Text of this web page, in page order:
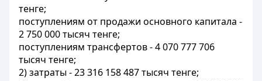
тенге;
поступлениям от продажи основного капитала -
2 750 000 тысяч тенге;
поступлениям трансфертов - 4 070 777 706
тысяч тенге;
2) затраты - 23 316 158 487 тысяч тенге;